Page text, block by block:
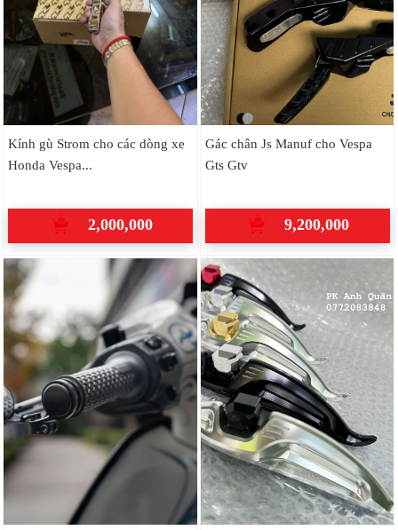
Kính gù Strom cho các dòng xe
Honda Vespa...
2,000,000
Gác chân Js Manuf cho Vespa
Gts Gtv
9,200,000